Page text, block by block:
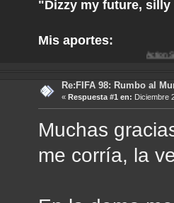
"Dizzy my future, silly
Mis aportes:
Action Soccer [Imagen
Re:FIFA 98: Rumbo al
« Respuesta #1 en: Diciembre
Muchas
me corría, la